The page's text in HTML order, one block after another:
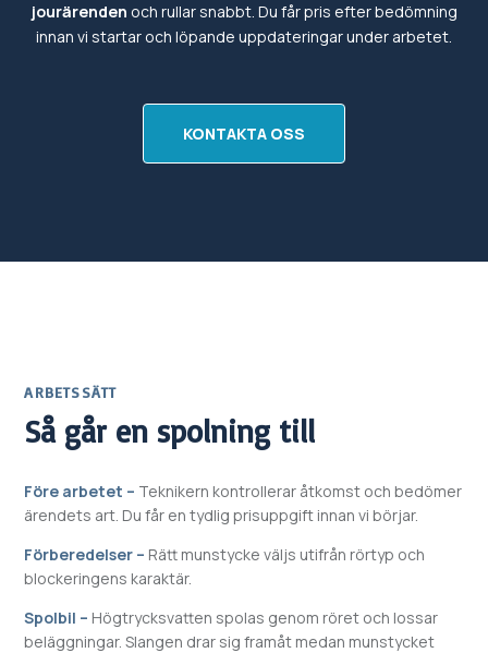
jourärenden och rullar snabbt. Du får pris efter bedömning
innan vi startar och löpande uppdateringar under arbetet.
KONTAKTA OSS
ARBETSSÄTT
Så går en spolning till
Före arbetet – Teknikern kontrollerar åtkomst och bedömer
ärendets art. Du får en tydlig prisuppgift innan vi börjar.
Förberedelser – Rätt munstycke väljs utifrån rörtyp och
blockeringens karaktär.
Spolbil – Högtrycksvatten spolas genom röret och lossar
beläggningar. Slangen drar sig framåt medan munstycket